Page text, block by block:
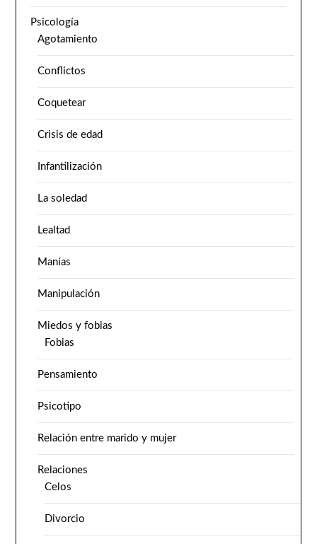
Psicología
Agotamiento
Conflictos
Coquetear
Crisis de edad
Infantilización
La soledad
Lealtad
Manías
Manipulación
Miedos y fobias
Fobias
Pensamiento
Psicotipo
Relación entre marido y mujer
Relaciones
Celos
Divorcio